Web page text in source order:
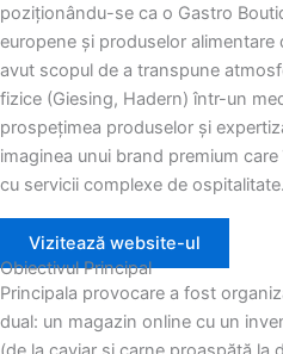
poziționându-se ca o Gastro
europene și produselor alimentare
avut scopul de a transpune
fizice (Giesing, Hadern) într-un
prospețimea produselor și
imaginea unui brand premium
cu servicii complexe de ospitalitate.
Vizitează website-ul
Obiectivul Principal
Principala provocare a fost
dual: un magazin online cu un